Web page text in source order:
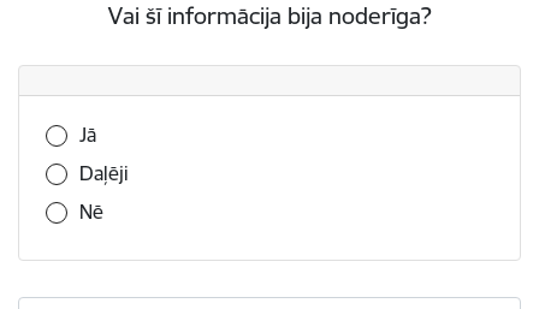
Vai šī informācija bija noderīga?
Vai šī informācija bija noderīga?
Jā
Daļēji
Nē